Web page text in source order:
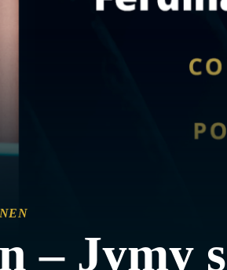
– Jymy